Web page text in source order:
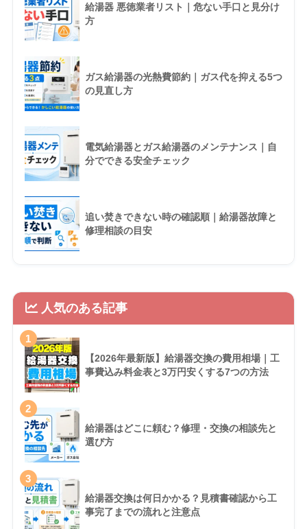
給湯器 悪徳業者リスト｜危ない手口と見分け
方
ガス給湯器の光熱費節約｜ガス代を抑える5つ
の見直し方
電気給湯器とガス給湯器のメンテナンス｜自
分でできる安全チェック
追い焚きできない時の確認順｜給湯器故障と
修理相談の目安
人気のある記事
1
【2026年最新版】給湯器交換の費用相場｜工
事費込み料金表と3万円安くする7つの方法
2
給湯器はどこに頼む？修理・交換の相談先と
選び方
3
給湯器交換は何日かかる？見積書確認から工
事完了までの流れと注意点